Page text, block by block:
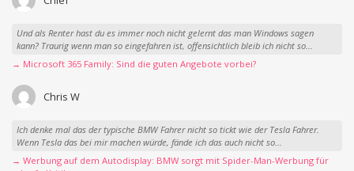
Und als Renter hast du es immer noch nicht gelernt das man Windows sagen
kann? Traurig wenn man so eingefahren ist, offensichtlich bleib ich nicht so...
→ Microsoft 365 Family: Sind die guten Angebote vorbei?
Chris W
Ich denke mal das der typische BMW Fahrer nicht so tickt wie der Tesla Fahrer.
Wenn Tesla das bei mir machen würde, fände ich das auch nicht so...
→ Werbung auf dem Autodisplay: BMW sorgt mit Spider-Man-Werbung für